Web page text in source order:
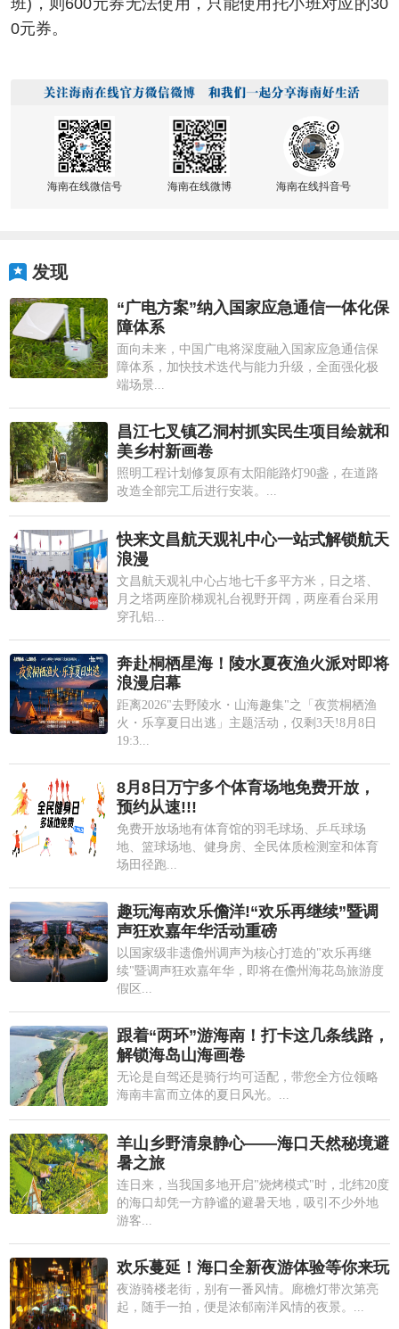
班)，则600元券无法使用，只能使用托小班对应的30
0元券。
海南在线微信号 海南在线微博 海南在线抖音号
发现
“广电方案”纳入国家应急通信一体化保
障体系
面向未来，中国广电将深度融入国家应急通信保
障体系，加快技术迭代与能力升级，全面强化极
端场景...
昌江七叉镇乙洞村抓实民生项目绘就和
美乡村新画卷
照明工程计划修复原有太阳能路灯90盏，在道路
改造全部完工后进行安装。...
快来文昌航天观礼中心一站式解锁航天
浪漫
文昌航天观礼中心占地七千多平方米，日之塔、
月之塔两座阶梯观礼台视野开阔，两座看台采用
穿孔铝...
奔赴桐栖星海！陵水夏夜渔火派对即将
浪漫启幕
距离2026"去野陵水・山海趣集"之「夜赏桐栖渔
火・乐享夏日出逃」主题活动，仅剩3天!8月8日
19:3...
8月8日万宁多个体育场地免费开放，
预约从速!!!
免费开放场地有体育馆的羽毛球场、乒乓球场
地、篮球场地、健身房、全民体质检测室和体育
场田径跑...
趣玩海南欢乐儋洋!“欢乐再继续”暨调
声狂欢嘉年华活动重磅
以国家级非遗儋州调声为核心打造的"欢乐再继
续"暨调声狂欢嘉年华，即将在儋州海花岛旅游度
假区...
跟着“两环”游海南！打卡这几条线路，
解锁海岛山海画卷
无论是自驾还是骑行均可适配，带您全方位领略
海南丰富而立体的夏日风光。...
羊山乡野清泉静心——海口天然秘境避
暑之旅
连日来，当我国多地开启"烧烤模式"时，北纬20度
的海口却凭一方静谧的避暑天地，吸引不少外地
游客...
欢乐蔓延！海口全新夜游体验等你来玩
夜游骑楼老街，别有一番风情。廊檐灯带次第亮
起，随手一拍，便是浓郁南洋风情的夜景。...